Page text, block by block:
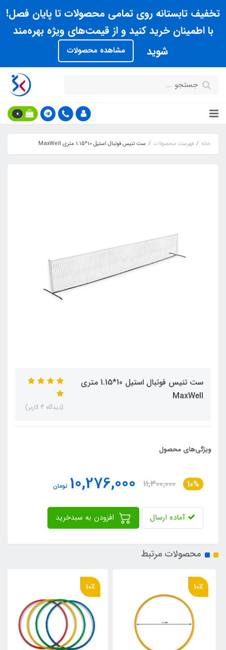
تخفیف تابستانه روی تمامی محصولات تا پایان فصل!
با اطمینان خرید کنید و از قیمت‌های ویژه بهره‌مند
شوید
مشاهده محصولات
0
خانه فهرست محصولات ست تنيس فوتبال استيل 10*1.15 متری MaxWell
ست تنيس فوتبال استيل 10*1.15 متری
MaxWell
(دیدگاه 3 کاربر)
ویژگی‌های محصول
10%
11,300,000
10,276,000 تومان
آماده ارسال
محصولات مرتبط
10٪ 10٪